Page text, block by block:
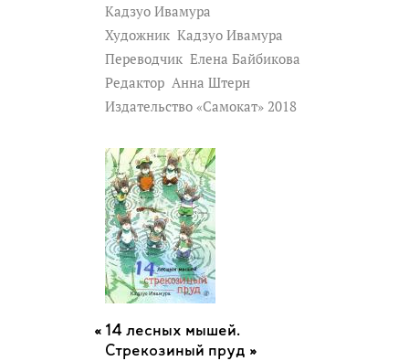
Кадзуо Ивамура
Художник Кадзуо Ивамура
Переводчик Елена Байбикова
Редактор Анна Штерн
Издательство «Самокат» 2018
14 лесных мышей.
Стрекозиный пруд »